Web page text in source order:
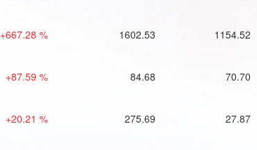
+667.28 % 1602.53 1154.52
+87.59 % 84.68 70.70
+20.21 % 275.69 27.87